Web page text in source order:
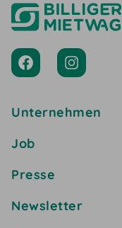
Unternehmen
Job
Presse
Newsletter